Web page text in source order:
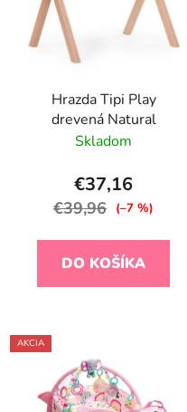
Hrazda Tipi Play
drevená Natural
Skladom
€37,16
€39,96 (–7 %)
DO KOŠÍKA
AKCIA